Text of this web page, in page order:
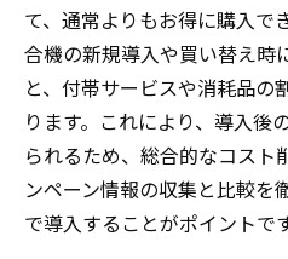
て、通常よりもお得に購入で
合機の新規導入や買い替え時
と、付帯サービスや消耗品の
ります。これにより、導入後
られるため、総合的なコスト
ンペーン情報の収集と比較を
で導入することがポイントです